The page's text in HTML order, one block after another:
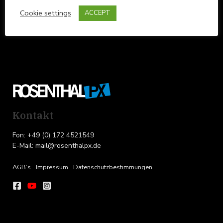
Kontakt
Fon: +49 (0) 172 4521549
E-Mail: mail@rosenthalpx.de
AGB’s Impressum Datenschutzbestimmungen
Cookie settings
ACCEPT